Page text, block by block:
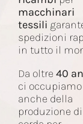
macchinari
tessili
spedizioni
in tutto il
Da oltre 40
ci occupiamo
anche della
produzione di
Azienda
Ricambi e
Corda Jacquard